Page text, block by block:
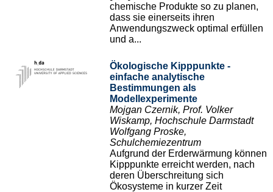
chemische Produkte so zu planen,
dass sie einerseits ihren
Anwendungszweck optimal erfüllen
und a...
Ökologische Kipppunkte -
einfache analytische
Bestimmungen als
Modellexperimente
Mojgan Czernik, Prof. Volker
Wiskamp, Hochschule Darmstadt
Wolfgang Proske,
Schulchemiezentrum
Aufgrund der Erderwärmung können
Kipppunkte erreicht werden, nach
deren Überschreitung sich
Ökosysteme in kurzer Zeit